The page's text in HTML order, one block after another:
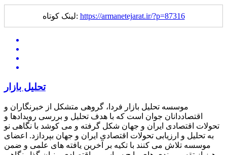
لینک کوتاه: https://armanetejarat.ir/?p=87316
تحلیل بازار
موسسه تحلیل بازار فردا، گروهی متشکل از خبرنگاران و
اقتصاددانان جوان است که با هدف تحلیل و بررسی رویدادها و
تحولات اقتصادی ایران و جهان شکل گرفته و می کوشد با نگاهی نو
به تحلیل و ارزیابی تحولات اقتصادی ایران و جهان بپردازد. اعضای
موسسه تلاش می کنند با تکیه بر آخرین یافته های علمی و ضمن